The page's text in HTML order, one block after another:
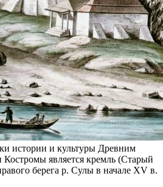
истории и культуры Древним
Костромы является кремль (Старый
берега р. Сулы в начале XV в.